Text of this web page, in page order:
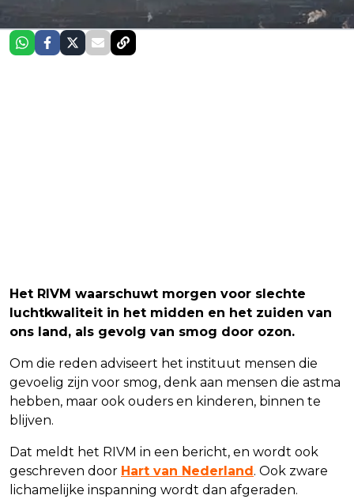
Het RIVM waarschuwt morgen voor slechte
luchtkwaliteit in het midden en het zuiden van
ons land, als gevolg van smog door ozon.
Om die reden adviseert het instituut mensen die
gevoelig zijn voor smog, denk aan mensen die astma
hebben, maar ook ouders en kinderen, binnen te
blijven.
Dat meldt het RIVM in een bericht, en wordt ook
geschreven door Hart van Nederland . Ook zware
lichamelijke inspanning wordt dan afgeraden.